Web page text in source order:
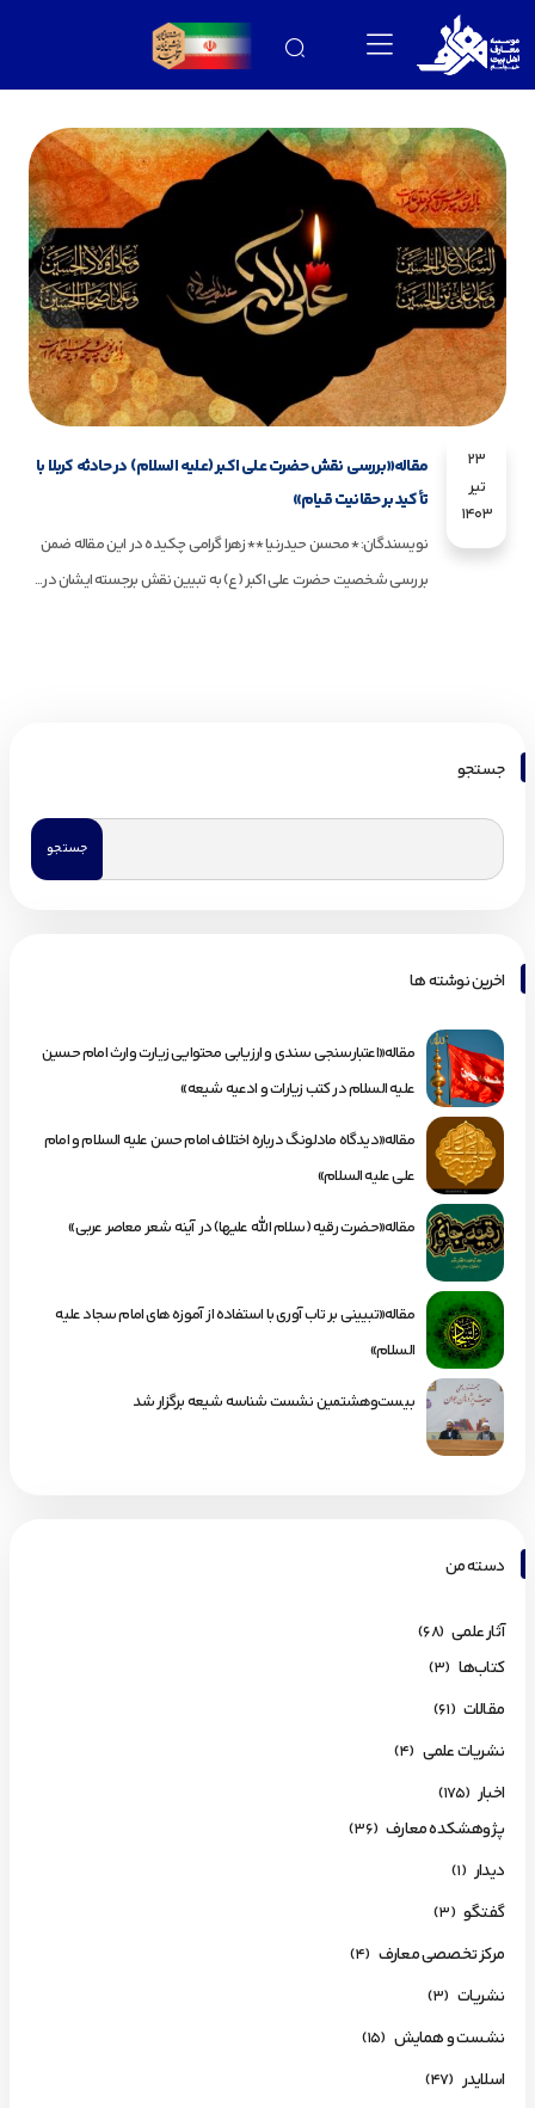
23
تیر
1403
مقاله«بررسی نقش حضرت علی اکبر (علیه السلام) در حادثه کربلا با
تأکید بر حقانیت قیام»
نویسندگان: *محسن حیدرنیا **زهرا گرامی چکیده در این مقاله ضمن
بررسی شخصیت حضرت علی اکبر (ع) به تبیین نقش برجسته ایشان در...
جستجو
اخرین نوشته ها
مقاله«اعتبارسنجی سندی و ارزیابی محتوایی زیارت وارث امام حسین
علیه السلام در کتب زیارات و ادعیه شیعه»
مقاله«دیدگاه مادلونگ درباره اختلاف امام حسن علیه السلام و امام
علی علیه السلام»
مقاله«حضرت رقیه (سلام الله علیها) در آینه شعر معاصر عربی»
مقاله«تبیینی بر تاب آوری با استفاده از آموزه های امام سجاد علیه
السلام»
بیست‌وهشتمین نشست شناسه شیعه برگزار شد
دسته من
آثار علمی (68)
کتاب‌ها (3)
مقالات (61)
نشریات علمی (4)
اخبار (175)
پژوهشکده معارف (36)
دیدار (1)
گفتگو (3)
مرکز تخصصی معارف (4)
نشریات (3)
نشست و همایش (15)
اسلایدر (47)